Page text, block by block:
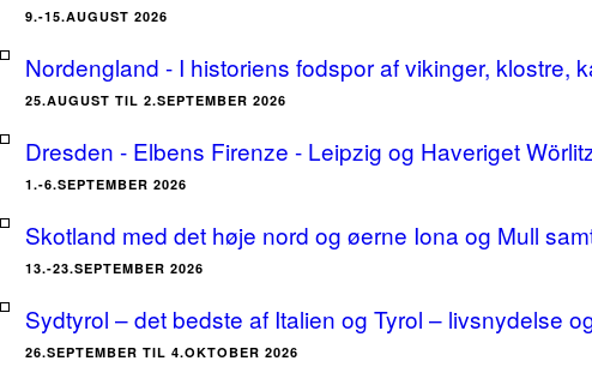
9.-15.AUGUST 2026
Nordengland - I historiens fodspor af vikinger, klostre,
25.AUGUST TIL 2.SEPTEMBER 2026
Dresden - Elbens Firenze - Leipzig og Haveriget
1.-6.SEPTEMBER 2026
Skotland med det høje nord og øerne Iona og Mull
13.-23.SEPTEMBER 2026
Sydtyrol – det bedste af Italien og Tyrol – livsnydelse
26.SEPTEMBER TIL 4.OKTOBER 2026